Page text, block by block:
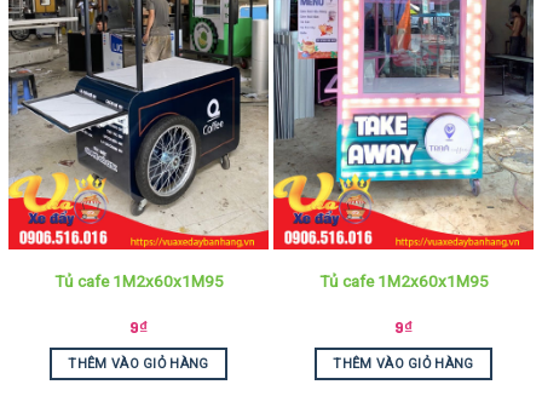
Tủ cafe 1M2x60x1M95
9₫
THÊM VÀO GIỎ HÀNG
Tủ cafe 1M2x60x1M95
9₫
THÊM VÀO GIỎ HÀNG